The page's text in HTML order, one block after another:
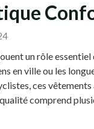
un rôle
en ville ou les
ces
comprend